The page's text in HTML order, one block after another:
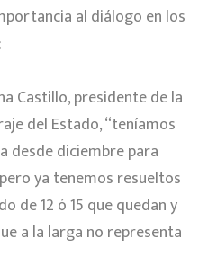
al diálogo en los
Castillo, presidente de la
del Estado, “teníamos
desde diciembre para
ya tenemos resueltos
de 12 ó 15 que quedan y
a la larga no representa